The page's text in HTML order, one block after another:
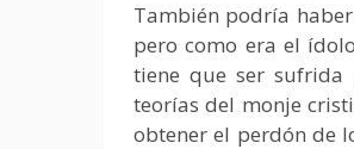
También podría
pero como era el
tiene que ser
teorías del monje
obtener el perdón de